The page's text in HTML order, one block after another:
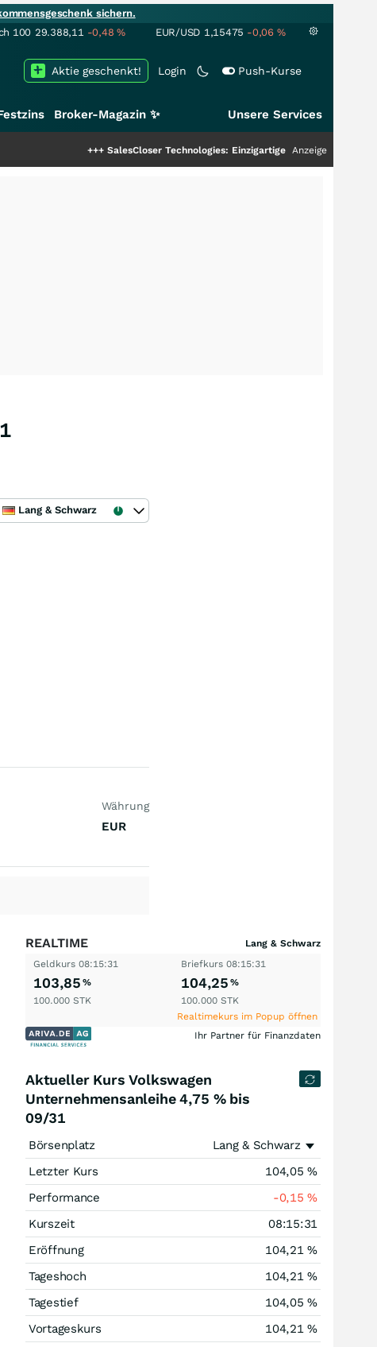
sichern.
100 29.388,11 -0,48% EUR/USD 1,15475 -0,06 %
Login Push-Kurse
Aktie geschenkt!
Broker-Magazin ✨ Unsere Services
SalesCloser Technologies: Einzigartige Leistung zieht die Top-Dogs
Anzeige
Lang & Schwarz
Währung
EUR
Lang & Schwarz
REALTIME
Geldkurs 08:15:31
103,85 %
100.000 STK
Briefkurs 08:15:31
104,25 %
100.000 STK
Realtimekurs im Popup öffnen
Ihr Partner für Finanzdaten
Aktueller Kurs Volkswagen
Unternehmensanleihe 4,75 % bis
09/31
Börsenplatz
Lang & Schwarz
Letzter Kurs
104,05 %
Performance
-0,15%
Kurszeit
08:15:31
Eröffnung
104,21 %
Tageshoch
104,21 %
Tagestief
104,05 %
Vortageskurs
104,21%